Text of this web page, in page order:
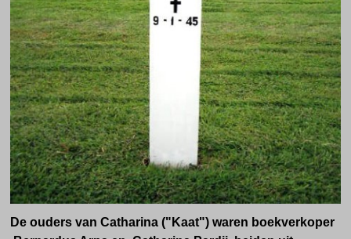
De ouders van Catharina ("Kaat") waren boekverkoper